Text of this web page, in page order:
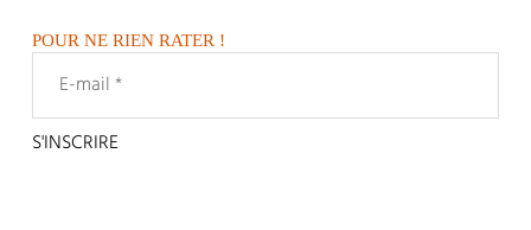
POUR NE RIEN RATER !